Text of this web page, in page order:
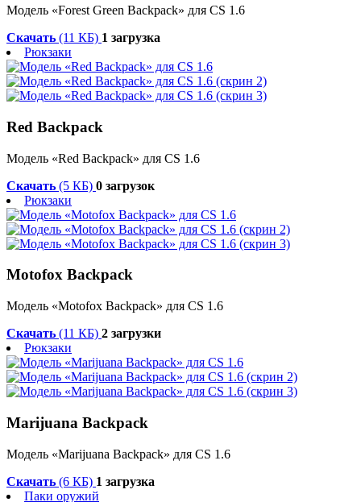
Модель «Forest Green Backpack» для CS 1.6
Скачать (11 КБ) 1 загрузка
Рюкзаки
Red Backpack
Модель «Red Backpack» для CS 1.6
Скачать (5 КБ) 0 загрузок
Рюкзаки
Motofox Backpack
Модель «Motofox Backpack» для CS 1.6
Скачать (11 КБ) 2 загрузки
Рюкзаки
Marijuana Backpack
Модель «Marijuana Backpack» для CS 1.6
Скачать (6 КБ) 1 загрузка
Паки оружий